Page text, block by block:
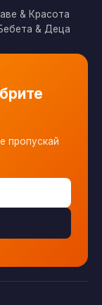
& Красота
& Деца
пропускай